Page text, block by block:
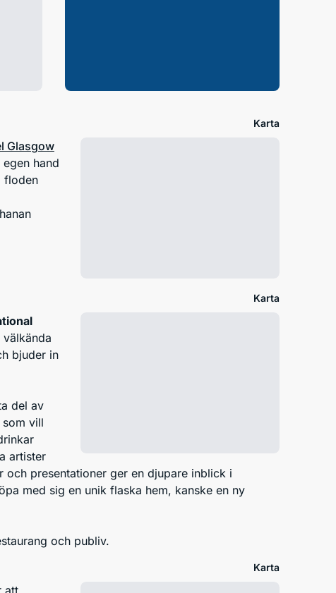
Karta
Glasgow
hand
floden
Karta
välkända
bjuder in
del av
vill
artister
och presentationer ger en djupare inblick i
med sig en unik flaska hem, kanske en ny
och publiv.
Karta
att